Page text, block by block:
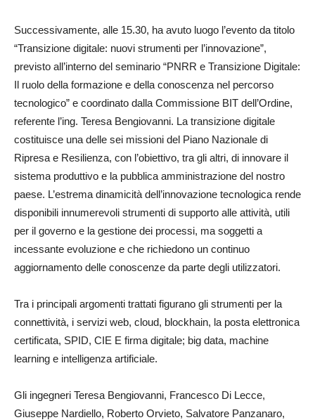
Successivamente, alle 15.30, ha avuto luogo l’evento da titolo
“Transizione digitale: nuovi strumenti per l’innovazione”,
previsto all’interno del seminario “PNRR e Transizione Digitale:
Il ruolo della formazione e della conoscenza nel percorso
tecnologico” e coordinato dalla Commissione BIT dell’Ordine,
referente l’ing. Teresa Bengiovanni. La transizione digitale
costituisce una delle sei missioni del Piano Nazionale di
Ripresa e Resilienza, con l’obiettivo, tra gli altri, di innovare il
sistema produttivo e la pubblica amministrazione del nostro
paese. L’estrema dinamicità dell’innovazione tecnologica rende
disponibili innumerevoli strumenti di supporto alle attività, utili
per il governo e la gestione dei processi, ma soggetti a
incessante evoluzione e che richiedono un continuo
aggiornamento delle conoscenze da parte degli utilizzatori.
Tra i principali argomenti trattati figurano gli strumenti per la
connettività, i servizi web, cloud, blockhain, la posta elettronica
certificata, SPID, CIE E firma digitale; big data, machine
learning e intelligenza artificiale.
Gli ingegneri Teresa Bengiovanni, Francesco Di Lecce,
Giuseppe Nardiello, Roberto Orvieto, Salvatore Panzanaro,